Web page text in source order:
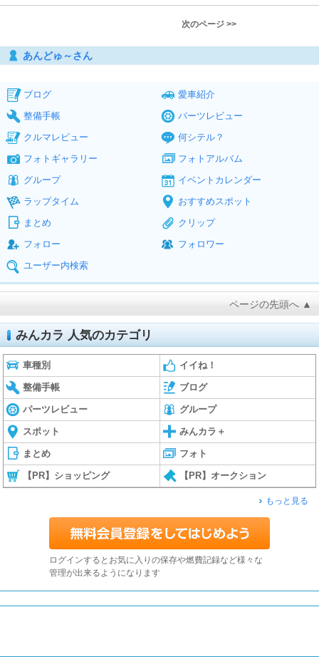
次のページ >>
あんどゅ～さん
ブログ
愛車紹介
整備手帳
パーツレビュー
クルマレビュー
何シテル？
フォトギャラリー
フォトアルバム
グループ
イベントカレンダー
ラップタイム
おすすめスポット
まとめ
クリップ
フォロー
フォロワー
ユーザー内検索
ページの先頭へ ▲
みんカラ 人気のカテゴリ
車種別 イイね！
整備手帳 ブログ
パーツレビュー グループ
スポット みんカラ＋
まとめ フォト
【PR】ショッピング 【PR】オークション
もっと見る
ログインするとお気に入りの保存や燃費記録など様々な
管理が出来るようになります